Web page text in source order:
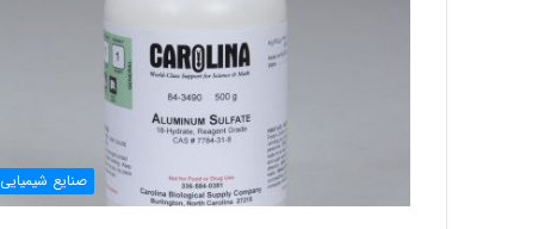
صنایع شیمیایی